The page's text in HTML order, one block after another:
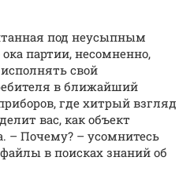
под неусыпным
партии, несомненно,
свой
в ближайший
где хитрый взгляд
вас, как объект
– Почему? – усомнитесь
в поисках знаний об